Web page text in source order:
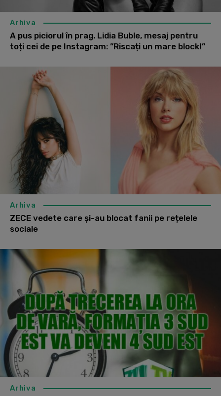
Arhiva
A pus piciorul în prag. Lidia Buble, mesaj pentru
toți cei de pe Instagram: ”Riscați un mare block!”
Arhiva
ZECE vedete care și-au blocat fanii pe rețelele
sociale
Arhiva